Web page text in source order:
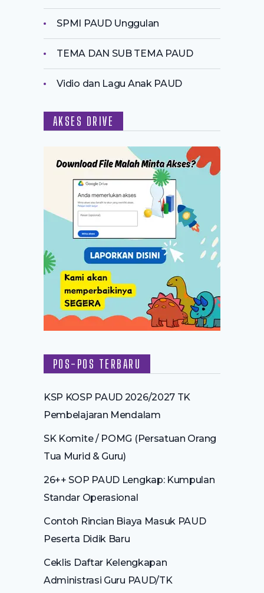
SPMI PAUD Unggulan
TEMA DAN SUB TEMA PAUD
Vidio dan Lagu Anak PAUD
AKSES DRIVE
POS-POS TERBARU
KSP KOSP PAUD 2026/2027 TK
Pembelajaran Mendalam
SK Komite / POMG (Persatuan Orang
Tua Murid & Guru)
26++ SOP PAUD Lengkap: Kumpulan
Standar Operasional
Contoh Rincian Biaya Masuk PAUD
Peserta Didik Baru
Ceklis Daftar Kelengkapan
Administrasi Guru PAUD/TK